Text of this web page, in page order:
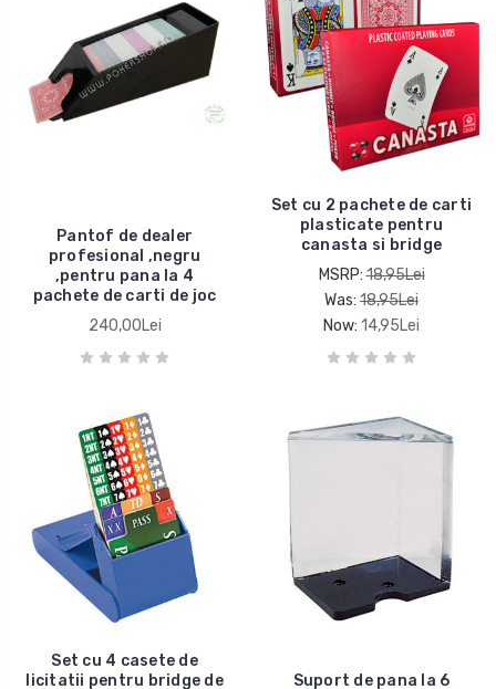
Pantof de dealer
profesional ,negru
,pentru pana la 4
pachete de carti de joc
240,00Lei
Set cu 2 pachete de carti
plasticate pentru
canasta si bridge
MSRP:18,95Lei
Was: 18,95Lei
Now: 14,95Lei
Set cu 4 casete de
licitatii pentru bridge de
Suport de pana la 6